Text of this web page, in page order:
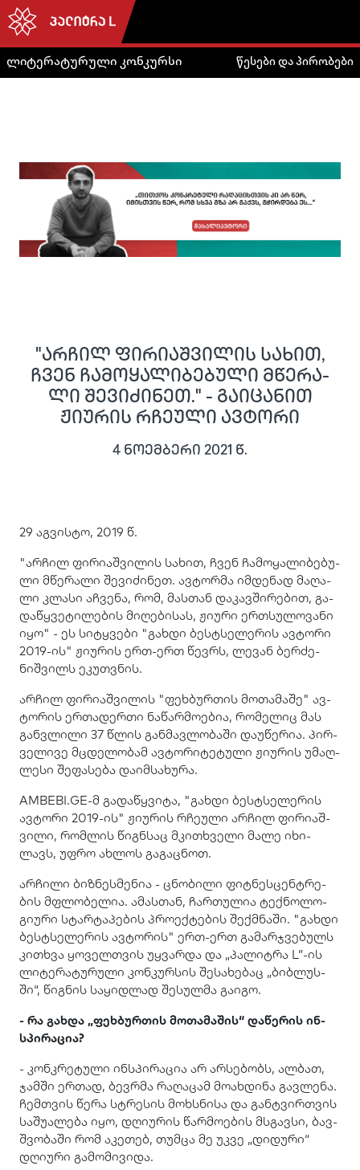
ლიტერატურული კონკურსი წესები და პირობები
"არ­ჩილ ფი­რი­აშ­ვი­ლის სა­ხით,
ჩვენ ჩა­მო­ყა­ლი­ბე­ბუ­ლი მწე­რა­
ლი შე­ვი­ძი­ნეთ." - გაიცანით
ჟიურის რჩეული ავტორი
4 ნოემბერი 2021 წ.
29 აგვისტო, 2019 წ.
"არ­ჩილ ფი­რი­აშ­ვი­ლის სა­ხით, ჩვენ ჩა­მო­ყა­ლი­ბე­ბუ­
ლი მწე­რა­ლი შე­ვი­ძი­ნეთ. ავ­ტორ­მა იმ­დე­ნად მა­ღა­
ლი კლა­სი აჩ­ვე­ნა, რომ, მას­თან და­კავ­ში­რე­ბით, გა­
და­წყვე­ტი­ლე­ბის მი­ღე­ბი­სას, ჟი­უ­რი ერ­თსუ­ლო­ვა­ნი
იყო" - ეს სი­ტყვე­ბი "გახ­დი ბესტსე­ლე­რის ავ­ტო­რი
2019-ის" ჟი­უ­რის ერთ-ერთ წევ­რს, ლე­ვან ბერ­ძე­
ნიშ­ვილს ეკუთ­ვნის.
არ­ჩილ ფი­რი­აშ­ვი­ლის "ფეხ­ბურ­თის მო­თა­მა­შე" ავ­
ტო­რის ერ­თა­დერ­თი ნა­წარ­მო­ე­ბია, რო­მე­ლიც მას
გან­ვლი­ლი 37 წლის გან­მავ­ლო­ბა­ში და­უ­წე­რია. პირ­
ვე­ლი­ვე მცდე­ლო­ბამ ავ­ტო­რი­ტე­ტუ­ლი ჟი­უ­რის უმაღ­
ლე­სი შე­ფა­სე­ბა და­იმ­სა­ხუ­რა.
AMBEBI.GE-მ გა­და­წყვი­ტა, "გახ­დი ბესტსე­ლე­რის
ავ­ტო­რი 2019-ის" ჟი­უ­რის რჩე­უ­ლი არ­ჩილ ფი­რი­აშ­
ვი­ლი, რომ­ლის წიგნ­საც მკი­თხვე­ლი მალე იხი­
ლავს, უფრო ახ­ლოს გა­გაც­ნოთ.
არ­ჩი­ლი ბიზ­ნეს­მე­ნია - ცნო­ბი­ლი ფიტ­ნეს­ცენ­ტრე­
ბის მფლო­ბე­ლია. ამას­თან, ჩარ­თუ­ლია ტექ­ნო­ლო­
გი­უ­რი სტარ­ტა­პე­ბის პრო­ექ­ტე­ბის შექ­მნა­ში. "გახ­დი
ბესტსე­ლე­რის ავ­ტო­რის" ერთ-ერთ გა­მარ­ჯვე­ბულს
კი­თხვა ყო­ველ­თვის უყ­ვარ­და და „პა­ლიტ­რა L”-ის
ლი­ტე­რა­ტუ­რუ­ლი კონ­კურ­სის შე­სა­ხე­ბაც „ბიბ­ლუს­
ში“, წიგ­ნის სა­ყიდ­ლად შე­სულ­მა გა­ი­გო.
- რა გახ­და „ფეხ­ბურ­თის მო­თა­მა­შის“ და­წე­რის ინ­
სპი­რა­ცია?
- კონ­კრე­ტუ­ლი ინ­სპი­რა­ცია არ არ­სე­ბობს, ალ­ბათ,
ჯამ­ში ერ­თად, ბევ­რმა რა­ღა­ცამ მო­ახ­დი­ნა გავ­ლე­ნა.
ჩემ­თვის წერა სტრე­სის მოხ­სნი­სა და გან­ტვირ­თვის
სა­შუ­ა­ლე­ბა იყო, დღი­უ­რის წარ­მო­ე­ბის მსგავ­სი, ბავ­
შვო­ბა­ში რომ აკე­თებ, თუმ­ცა მე უკვე „დი­დუ­რი“
დღი­უ­რი გა­მო­მი­ვი­და.